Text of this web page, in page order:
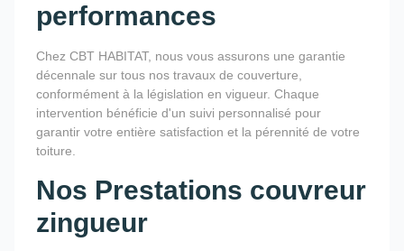
performances
Chez CBT HABITAT, nous vous assurons une garantie
décennale sur tous nos travaux de couverture,
conformément à la législation en vigueur. Chaque
intervention bénéficie d'un suivi personnalisé pour
garantir votre entière satisfaction et la pérennité de votre
toiture.
Nos Prestations couvreur
zingueur